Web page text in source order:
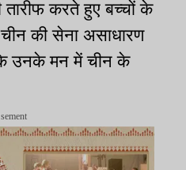
तारीफ करते हुए बच्चों के
की सेना असाधारण
उनके मन में चीन के